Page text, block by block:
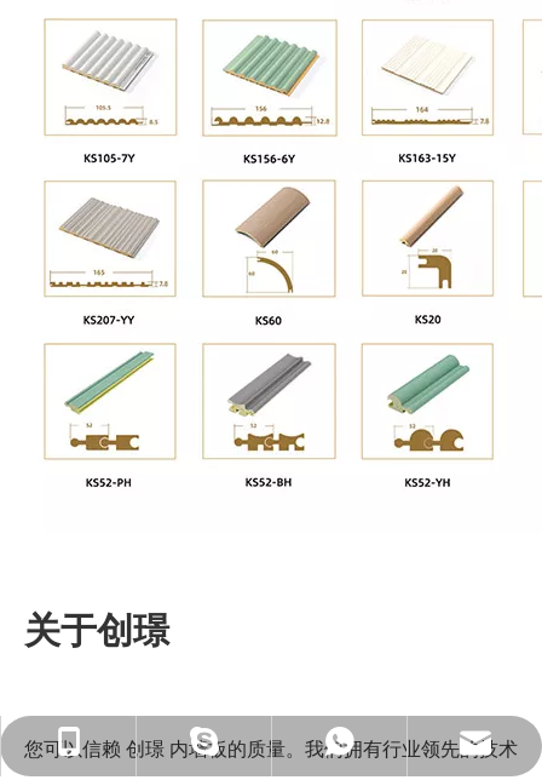
关于创璟
您可以信赖 创璟 内墙板的质量。我们拥有行业领先的技术
13929113888
lucky18177
13928691588
ck_Lucky@gdcreateking.com